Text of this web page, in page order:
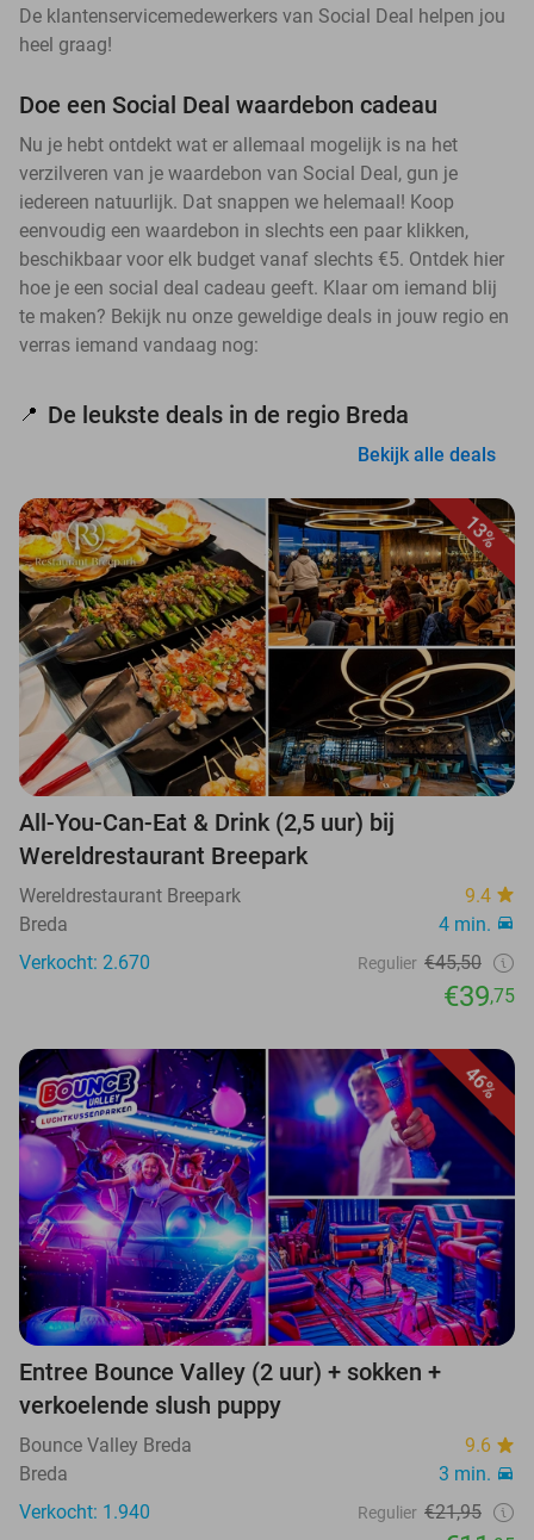
De klantenservicemedewerkers van Social Deal helpen jou
heel graag!
Doe een Social Deal waardebon cadeau
Nu je hebt ontdekt wat er allemaal mogelijk is na het
verzilveren van je waardebon van Social Deal, gun je
iedereen natuurlijk. Dat snappen we helemaal! Koop
eenvoudig een waardebon in slechts een paar klikken,
beschikbaar voor elk budget vanaf slechts €5. Ontdek hier
hoe je een social deal cadeau geeft. Klaar om iemand blij
te maken? Bekijk nu onze geweldige deals in jouw regio en
verras iemand vandaag nog:
📍 De leukste deals in de regio Breda
Bekijk alle deals
13%
All-You-Can-Eat & Drink (2,5 uur) bij
Wereldrestaurant Breepark
Wereldrestaurant Breepark
9.4
Breda
4 min.
Verkocht: 2.670
Regulier €45,50
€39,75
46%
Entree Bounce Valley (2 uur) + sokken +
verkoelende slush puppy
Bounce Valley Breda
9.6
Breda
3 min.
Verkocht: 1.940
Regulier €21,95